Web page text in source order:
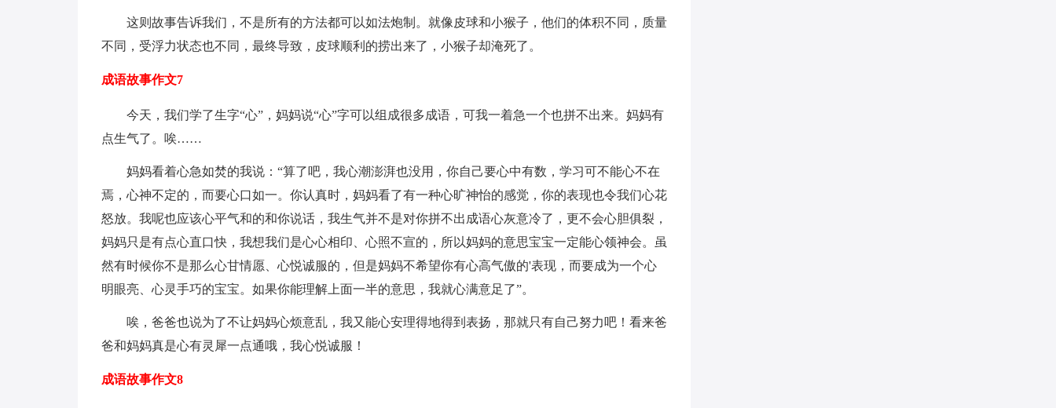
这则故事告诉我们，不是所有的方法都可以如法炮制。就像皮球和小猴子，他们的体积不同，质量
不同，受浮力状态也不同，最终导致，皮球顺利的捞出来了，小猴子却淹死了。
成语故事作文7
今天，我们学了生字“心”，妈妈说“心”字可以组成很多成语，可我一着急一个也拼不出来。妈妈有
点生气了。唉……
妈妈看着心急如焚的我说：“算了吧，我心潮澎湃也没用，你自己要心中有数，学习可不能心不在
焉，心神不定的，而要心口如一。你认真时，妈妈看了有一种心旷神怡的感觉，你的表现也令我们心花
怒放。我呢也应该心平气和的和你说话，我生气并不是对你拼不出成语心灰意冷了，更不会心胆俱裂，
妈妈只是有点心直口快，我想我们是心心相印、心照不宣的，所以妈妈的意思宝宝一定能心领神会。虽
然有时候你不是那么心甘情愿、心悦诚服的，但是妈妈不希望你有心高气傲的'表现，而要成为一个心
明眼亮、心灵手巧的宝宝。如果你能理解上面一半的意思，我就心满意足了”。
唉，爸爸也说为了不让妈妈心烦意乱，我又能心安理得地得到表扬，那就只有自己努力吧！看来爸
爸和妈妈真是心有灵犀一点通哦，我心悦诚服！
成语故事作文8